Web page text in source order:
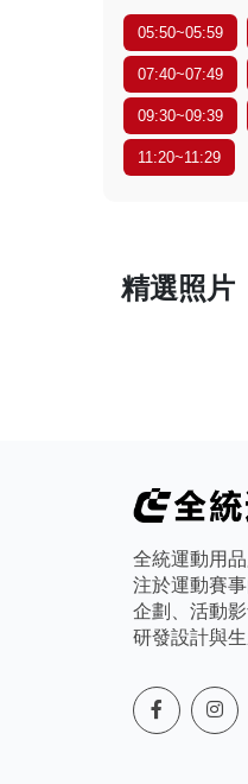
05:50~05:59
07:40~07:49
09:30~09:39
11:20~11:29
精選照片
全統運動用
注於運動賽
企劃、活動
研發設計與